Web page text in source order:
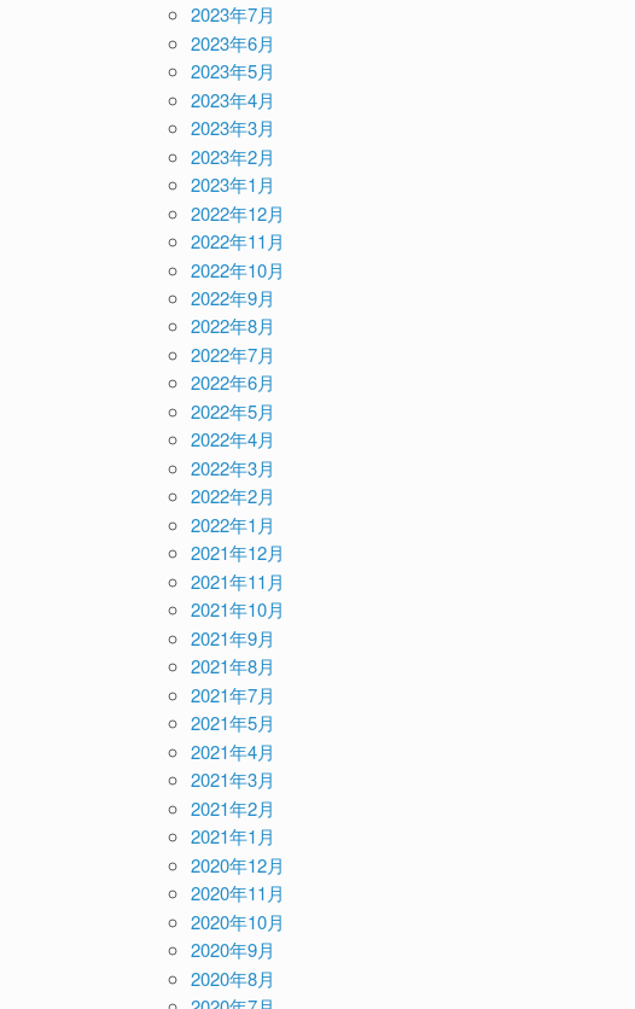
2023年7月
2023年6月
2023年5月
2023年4月
2023年3月
2023年2月
2023年1月
2022年12月
2022年11月
2022年10月
2022年9月
2022年8月
2022年7月
2022年6月
2022年5月
2022年4月
2022年3月
2022年2月
2022年1月
2021年12月
2021年11月
2021年10月
2021年9月
2021年8月
2021年7月
2021年5月
2021年4月
2021年3月
2021年2月
2021年1月
2020年12月
2020年11月
2020年10月
2020年9月
2020年8月